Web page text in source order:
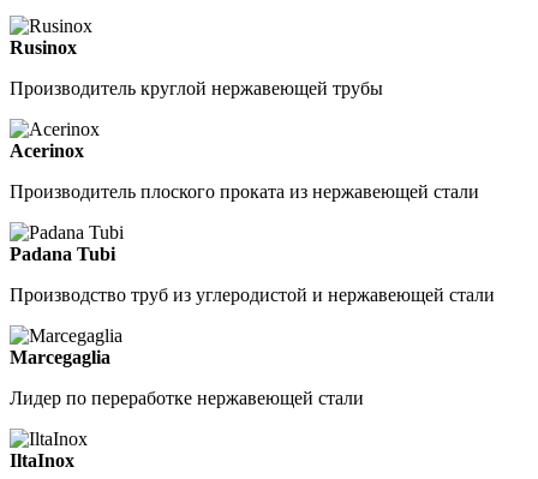
Rusinox
Производитель круглой нержавеющей трубы
Acerinox
Производитель плоского проката из нержавеющей стали
Padana Tubi
Производство труб из углеродистой и нержавеющей стали
Marcegaglia
Лидер по переработке нержавеющей стали
IltaInox